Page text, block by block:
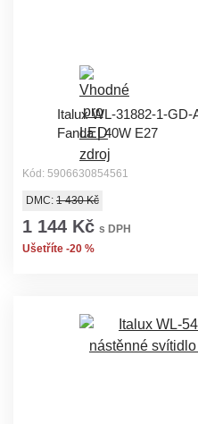
Italux WL-31882-1-
Fanda | 40W E27
Kód: 5906630854561
DMC: 1 430 Kč
1 144 Kč s DPH
Ušetříte -20 %